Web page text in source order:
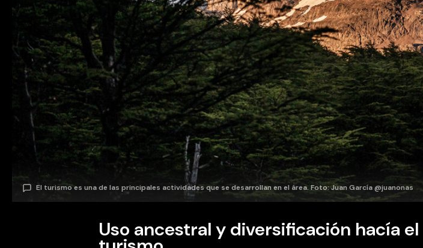
El turismo es una de las principales actividades que se desarrollan en el área. Foto: Juan García @juanonas
Uso ancestral y diversificación hacía el